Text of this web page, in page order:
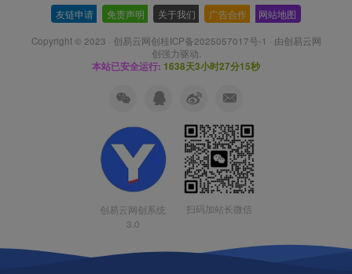
友链申请 免责声明 关于我们 广告合作 网站地图
Copyright © 2023 · 创易云网创桂ICP备2025057017号-1 · 由创易云网
创强力驱动.
本站已安全运行: 1638天3小时27分16秒
创易云网创系统
3.0
扫码加站长微信